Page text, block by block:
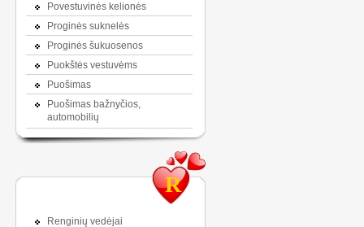
Povestuvinės kelionės
Proginės suknelės
Proginės šukuosenos
Puokštės vestuvėms
Puošimas
Puošimas bažnyčios,
automobilių
R
Renginių vedėjai